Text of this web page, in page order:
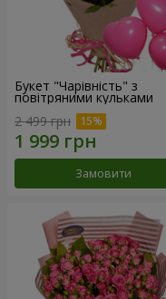
Букет "Чарівність" з
повітряними кульками
2 499 грн
Замовити